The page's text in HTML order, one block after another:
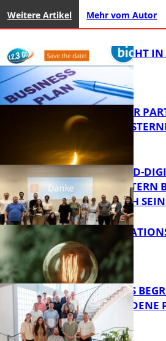
Weitere Artikel Mehr vom Autor
1,2,3 GO® GEHT IN
Bildung
VORTRAG ZUR
PERSEIDEN
FB News
MITTELSTAND-
KAISERSLAUTERN
ERFOLGREICH
Bildung
SIAK-
NEUE AZUBIS
ÜR BESTANDENE